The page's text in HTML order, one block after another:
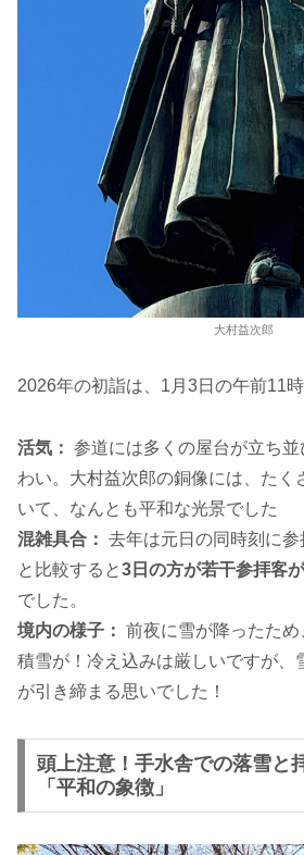
大村益次郎
2026年の初詣は、1月3日の午前11時
活気： 参道には多くの屋台が立ち
わい。大村益次郎の銅像には、たく
いて、なんとも平和な光景でした
混雑具合： 去年は元日の同時刻に
と比較すると3日の方が若干参拝客
でした。
境内の様子： 前夜に雪が降ったた
積雪が！冷え込みは厳しいですが、
が引き締まる思いでした！
頭上注意！手水舎での落雪と
「平和の象徴」